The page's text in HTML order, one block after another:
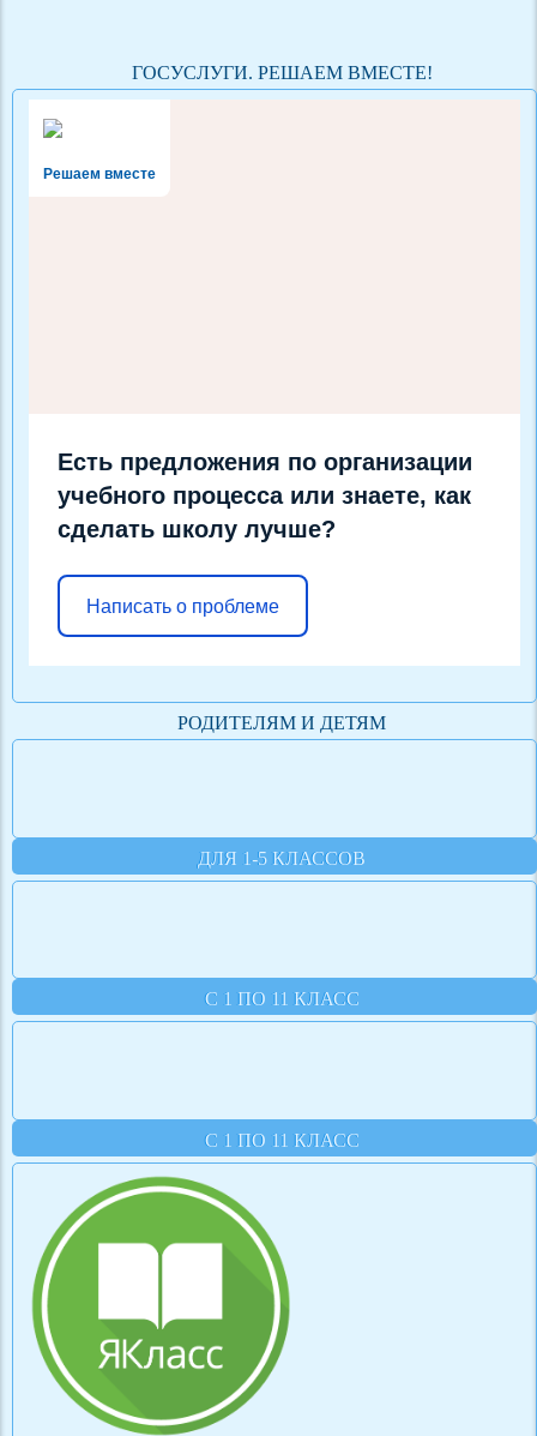
ГОСУСЛУГИ. РЕШАЕМ ВМЕСТЕ!
Решаем вместе
Есть предложения по организации
учебного процесса или знаете, как
сделать школу лучше?
Написать о проблеме
РОДИТЕЛЯМ И ДЕТЯМ
ДЛЯ 1-5 КЛАССОВ
С 1 ПО 11 КЛАСС
С 1 ПО 11 КЛАСС